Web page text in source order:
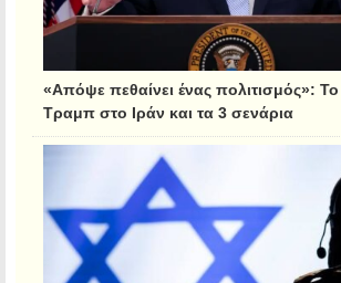
«Απόψε πεθαίνει ένας πολιτισμός»:
Τραμπ στο Ιράν και τα 3 σενάρια